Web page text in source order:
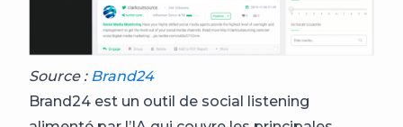
Source :Brand24
Brand24 est un outil de social listening